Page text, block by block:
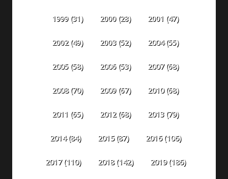
1999(31) 2000(28) 2001 (47)
2002(49) 2003(52) 2004(55)
2005(58) 2006(53) 2007(68)
2008(70) 2009(67) 2010(68)
2011 (65) 2012(68) 2013(79)
2014(84) 2015(87) 2016(106)
2017(110) 2018(142) 2019(186)